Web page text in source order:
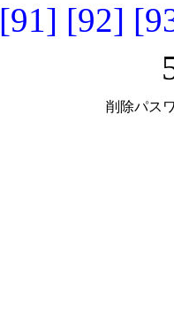
[91] [92]
削除パス